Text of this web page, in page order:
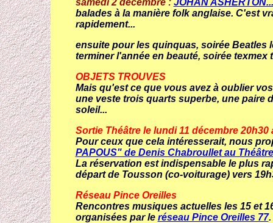
samedi 2 décembre : JOHAN
balades à la manière folk anglaise. C'est
rapidement...
ensuite pour les quinquas, soirée Beatles
terminer l'année en beauté, soirée texmex
OBJETS TROUVES
Mais qu'est ce que vous avez à oublier
une veste trois quarts superbe, une paire
soleil...
Sortie Théâtre le lundi 11 décembre 20h30
Pour ceux que cela intéresserait, nous
PAPOUS" de Denis Chabroullet au
La réservation est indispensable le plus
départ de Tousson (co-voiturage) vers
Réseau Pince Oreilles
Rencontres musiques actuelles les 15 et
organisées par le réseau Pince Oreilles 77.